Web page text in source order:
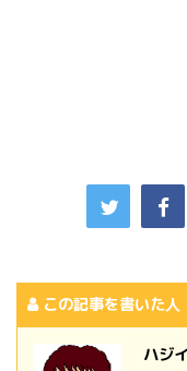
この記事を書いた人
ハジ